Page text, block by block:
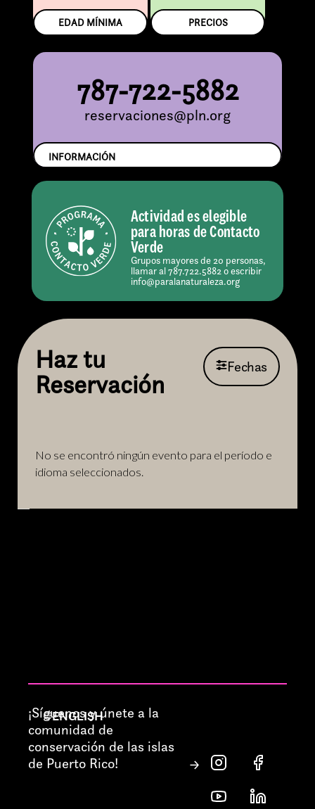
EDAD MÍNIMA PRECIOS
787-722-5882
reservaciones@pln.org
INFORMACIÓN
Actividad es elegible
para horas de Contacto
Verde
Grupos mayores de 20 personas,
llamar al 787.722.5882 o escribir
info@paralanaturaleza.org
Haz tu
Reservación
Fechas
No se encontró ningún evento para el período e
idioma seleccionados.
ENGLISH
¡Síguenos y únete a la
comunidad de
conservación de las islas
de Puerto Rico!